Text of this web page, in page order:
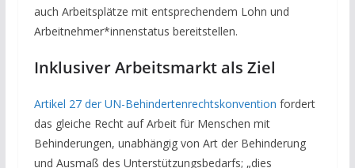
auch Arbeitsplätze mit entsprechendem Lohn und
Arbeitnehmer*innenstatus bereitstellen.
Inklusiver Arbeitsmarkt als Ziel
Artikel 27 der UN-Behindertenrechtskonvention fordert
das gleiche Recht auf Arbeit für Menschen mit
Behinderungen, unabhängig von Art der Behinderung
und Ausmaß des Unterstützungsbedarfs; „dies